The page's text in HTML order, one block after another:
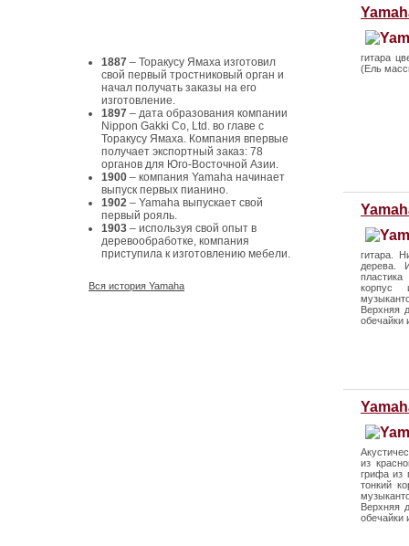
1887 – Торакусу Ямаха изготовил
свой первый тростниковый орган и
начал получать заказы на его
изготовление.
1897 – дата образования компании
Nippon Gakki Co, Ltd. во главе с
Торакусу Ямаха. Компания впервые
получает экспортный заказ: 78
органов для Юго-Восточной Азии.
1900 – компания Yamaha начинает
выпуск первых пианино.
1902 – Yamaha выпускает свой
первый рояль.
1903 – используя свой опыт в
деревообработке, компания
приступила к изготовлению мебели.
Вся история Yamaha
гитара
(Ель
гитара.
дерева.
корпус
Верхняя
обечайки
из
грифа из
тонкий
Верхняя
обечайки